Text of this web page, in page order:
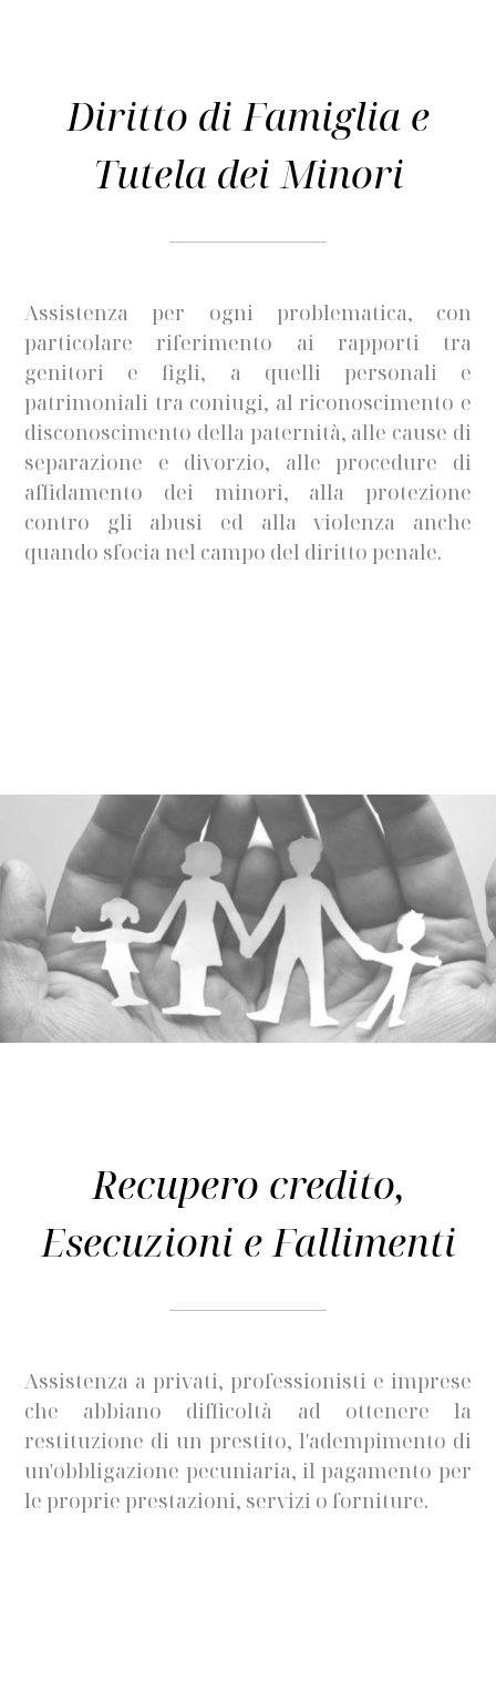
Diritto di Famiglia e
Tutela dei Minori
Assistenza per ogni problematica, con
particolare riferimento ai rapporti tra
genitori e figli, a quelli personali e
patrimoniali tra coniugi, al riconoscimento e
disconoscimento della paternità, alle cause di
separazione e divorzio, alle procedure di
affidamento dei minori, alla protezione
contro gli abusi ed alla violenza anche
quando sfocia nel campo del diritto penale.
Recupero credito,
Esecuzioni e Fallimenti
Assistenza a privati, professionisti e imprese
che abbiano difficoltà ad ottenere la
restituzione di un prestito, l′adempimento di
un'obbligazione pecuniaria, il pagamento per
le proprie prestazioni, servizi o forniture.